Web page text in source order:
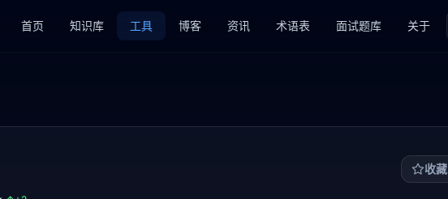
首页 知识库 工具 博客 资讯 术语表 面试题库 关于
收藏